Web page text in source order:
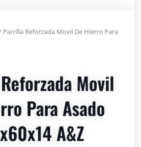
Parrilla Reforzada Movil De Hierro Para
Movil
Para Asado
A&z